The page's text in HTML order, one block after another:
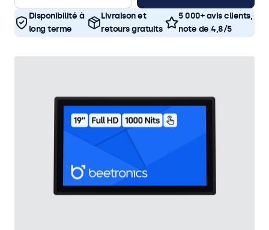
Disponibilité à
long terme
Livraison et
retours gratuits
5 000+ avis clients,
note de 4,8/5